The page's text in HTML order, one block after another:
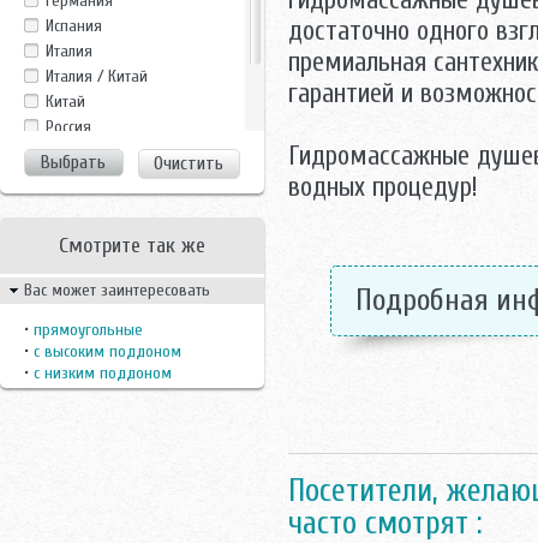
ESBANO
Fiinn
Frank
GROSSMAN
Gustavsberg
Maroni
Nautico
Niagara
Niagara Lux
Potter
Svedbergs
Teuco
Timo
Испания
Италия
Италия / Китай
Китай
Росcия
Россия
Финляндия
Швецария
Очистить
Смотрите так же
Вас может заинтересовать
• прямоугольные
• с высоким поддоном
• с низким поддоном
достаточно одного
премиальная
гарантией и
Гидромассажные
водных процедур!
Подробная
Посетители,
часто смотрят :